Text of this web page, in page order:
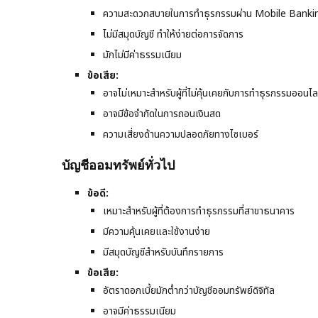
ความสะดวกสบายในการทำธุรกรรมผ่าน Mobile
ไม่มีสมุดบัญชี ทำให้ง่ายต่อการจัดการ
มักไม่มีค่าธรรมเนียม
ข้อเสีย:
อาจไม่เหมาะสำหรับผู้ที่ไม่คุ้นเคยกับการทำธุรกรรมออนไ
อาจมีข้อจำกัดในการถอนเงินสด
ความเสี่ยงด้านความปลอดภัยทางไซเบอร์
บัญชีออมทรัพย์ทั่วไป
ข้อดี:
เหมาะสำหรับผู้ที่ต้องการทำธุรกรรมที่สาขาธนาคาร
มีความคุ้นเคยและใช้งานง่าย
มีสมุดบัญชีสำหรับบันทึกรายการ
ข้อเสีย:
อัตราดอกเบี้ยมักต่ำกว่าบัญชีออมทรัพย์ดิจิทัล
อาจมีค่าธรรมเนียม